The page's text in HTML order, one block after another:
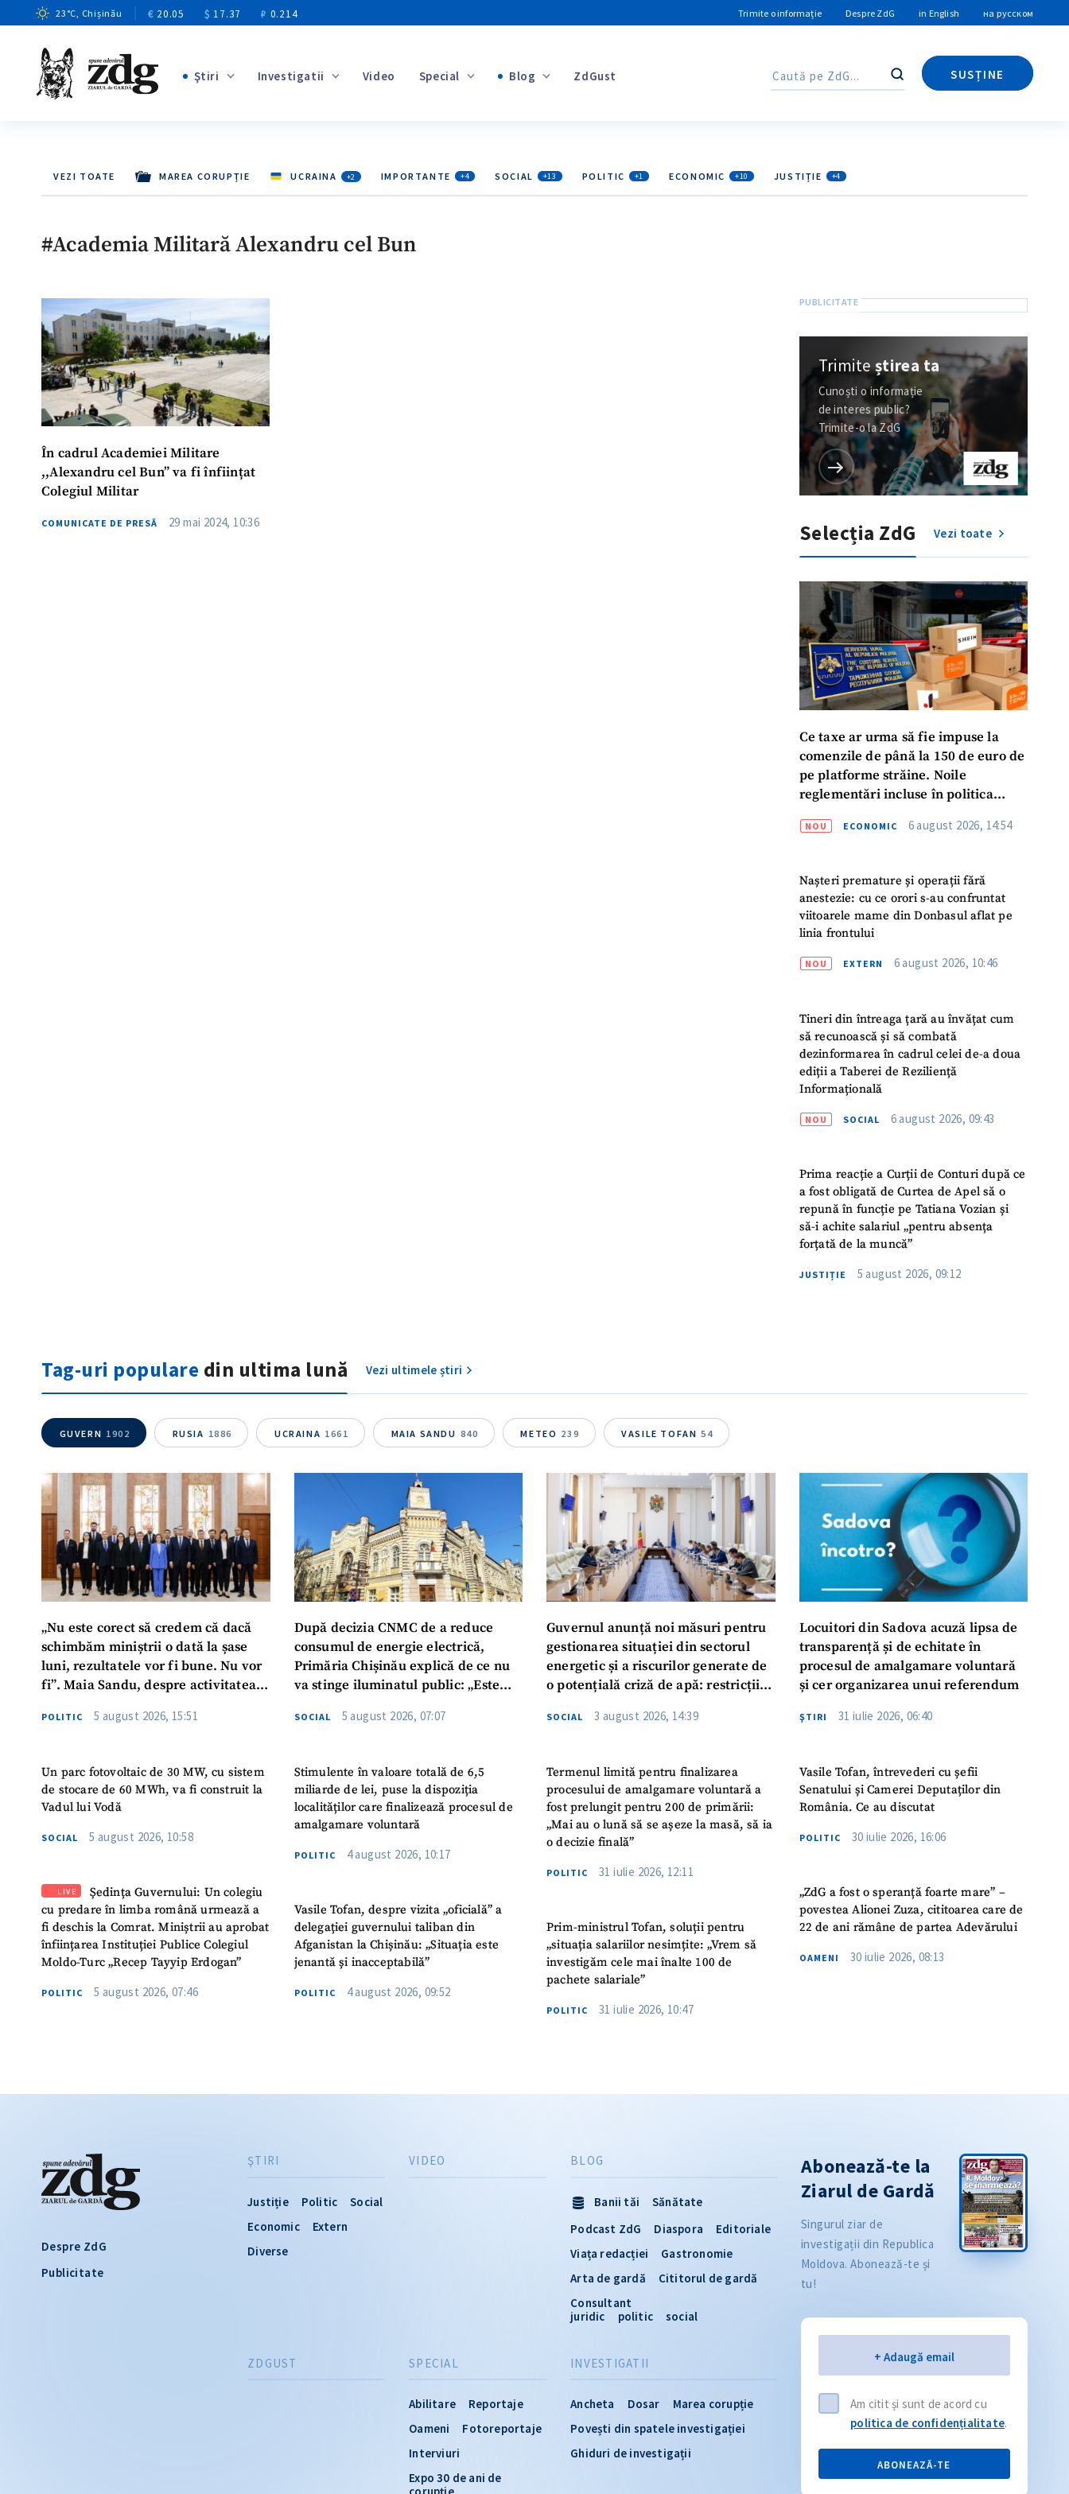
23 °C, Chișinău € 20.05 $ 17.37 ₽ 0.214 Trimite o informație Despre ZdG in English на русском
Ştiri
+10
Investigatii Video Special Blog ZdGust Caută
SUSȚINE
Caută
VEZI TOATE MAREA CORUPȚIE UCRAINA +2 IMPORTANTE +4 SOCIAL +13 POLITIC +1 ECONOMIC +10 JUSTIȚIE +4
#Academia Militară Alexandru cel Bun
În cadrul Academiei Militare
,,Alexandru cel Bun” va fi înființat
Colegiul Militar
COMUNICATE DE PRESĂ 29 mai 2024, 10:36
Trimiteștirea ta
Cunoști o informație
de interes public?
Trimite-o la ZdG
Selecția ZdG Vezi toate
Ce taxe ar urma să fie impuse la
comenzile de până la 150 de euro de
pe platforme străine. Noile
reglementări incluse în politica
NOU ECONOMIC 6 august 2026, 14:54
Nașteri premature și operații fără
anestezie: cu ce orori s-au confruntat
viitoarele mame din Donbasul aflat pe
linia frontului
NOU EXTERN 6 august 2026, 10:46
Tineri din întreaga țară au învățat cum
să recunoască și să combată
dezinformarea în cadrul celei de-a doua
ediții a Taberei de Reziliență
Informațională
NOU SOCIAL 6 august 2026, 09:43
Prima reacție a Curții de Conturi după ce
a fost obligată de Curtea de Apel să o
repună în funcție pe Tatiana Vozian și
să-i achite salariul „pentru absența
forțată de la muncă”
JUSTIȚIE 5 august 2026, 09:12
Tag-uri populare din ultima lună Vezi ultimele știri
GUVERN 1902 RUSIA 1886 UCRAINA 1661 MAIA SANDU 840 METEO 239 VASILE TOFAN 54
„Nu este corect să credem că dacă
schimbăm miniștrii o dată la șase
luni, rezultatele vor fi bune. Nu vor
fi”. Maia Sandu, despre activitatea
POLITIC 5 august 2026, 15:51
Un parc fotovoltaic de 30 MW, cu sistem
de stocare de 60 MWh, va fi construit la
Vadul lui Vodă
SOCIAL 5 august 2026, 10:58
LIVE
Ședința Guvernului: Un colegiu
cu predare în limba română urmează a
fi deschis la Comrat. Miniștrii au aprobat
înființarea Instituției Publice Colegiul
Moldo-Turc „Recep Tayyip Erdogan”
POLITIC 5 august 2026, 07:46
După decizia CNMC de a reduce
consumul de energie electrică,
Primăria Chișinău explică de ce nu
va stinge iluminatul public: „Este
SOCIAL 5 august 2026, 07:07
Stimulente în valoare totală de 6,5
miliarde de lei, puse la dispoziția
localităților care finalizează procesul de
amalgamare voluntară
POLITIC 4 august 2026, 10:17
Vasile Tofan, despre vizita „oficială” a
delegației guvernului taliban din
Afganistan la Chișinău: „Situația este
jenantă și inacceptabilă”
POLITIC 4 august 2026, 09:52
Guvernul anunță noi măsuri pentru
gestionarea situației din sectorul
energetic și a riscurilor generate de
o potențială criză de apă: restricții
SOCIAL 3 august 2026, 14:39
Termenul limită pentru finalizarea
procesului de amalgamare voluntară a
fost prelungit pentru 200 de primării:
„Mai au o lună să se așeze la masă, să ia
o decizie finală”
POLITIC 31 iulie 2026, 12:11
Prim-ministrul Tofan, soluții pentru
„situația salariilor nesimțite: „Vrem să
investigăm cele mai înalte 100 de
pachete salariale”
POLITIC 31 iulie 2026, 10:47
Locuitori din Sadova acuză lipsa de
transparență și de echitate în
procesul de amalgamare voluntară
și cer organizarea unui referendum
ŞTIRI 31 iulie 2026, 06:40
Vasile Tofan, întrevederi cu șefii
Senatului și Camerei Deputaților din
România. Ce au discutat
POLITIC 30 iulie 2026, 16:06
„ZdG a fost o speranță foarte mare” –
povestea Alionei Zuza, cititoarea care de
22 de ani rămâne de partea Adevărului
OAMENI 30 iulie 2026, 08:13
Despre ZdG
Publicitate
ŞTIRI
Justiție Politic
Social
Economic
Extern
Diverse
INVESTIGATII
Ancheta Dosar
Marea corupție
Povești din spatele investigației
Ghiduri de investigații
VIDEO
SPECIAL
Abilitare
Reportaje
Oameni
Fotoreportaje
Interviuri
Expo 30 de ani de
BLOG
Banii tăi
Sănătate
Podcast ZdG
Diaspora
Editoriale
Viața redacției
Gastronomie
Arta de gardă
Cititorul de gardă
Consultant
juridic
politic social
ZDGUST
Abonează-te la
Ziarul de Gardă
Singurul ziar de
investigații din Republica
Moldova. Abonează-te și
tu!
+ Adaugă email
Am citit și sunt de acord cu
politica de confidențialitate.
ABONEAZĂ-TE
+ Mesajul știrei
Telefon + Telefon personal
Am citit și sunt de acord cupolitica de
confidențialitate.
TRIMITE ȘTIREA